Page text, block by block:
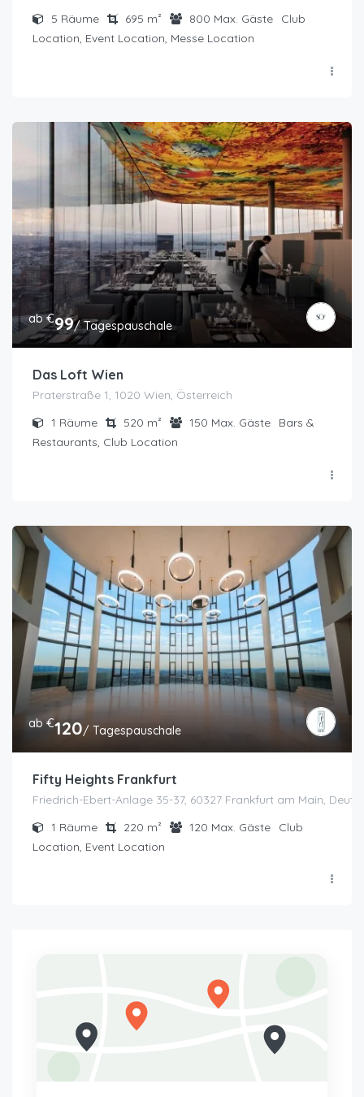
5 Räume 695 m² 800 Max. Gäste
Club
Location, Event Location, Messe Location
ab €99/ Tagespauschale
Das Loft Wien
Praterstraße 1, 1020 Wien, Österreich
1 Räume 520 m² 150 Max. Gäste
Bars &
Restaurants, Club Location
ab €120/ Tagespauschale
Fifty Heights Frankfurt
Friedrich-Ebert-Anlage 35-37, 60327 Frankfurt am Main,
1 Räume 220 m² 120 Max. Gäste
Club
Location, Event Location